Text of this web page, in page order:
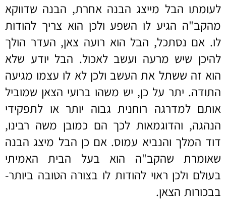
לעומתו הבל מייצג הבנה אחרת, הבנה שדווקא
מהקב"ה הגיע לו השפע ולכן הוא צריך להודות
לו. אם נסתכל, הבל הוא רועה צאן, העדר הולך
להיכן שיש מרעה ועשב לאכול. הבל יודע שלא
הוא זה ששתל את העשב ולכן לא לו עצמו מגיעה
התודה. יתר על כן, יש משהו ברועי הצאן שמוביל
אותם למדרגה רוחנית גבוה יותר או לתפקידי
הנהגה, והדוגמאות לכך הם כמובן משה רבינו,
דוד המלך והנביא עמוס. אם כן הבל מיצג הבנה
שאומרת שהקב"ה הוא בעל הבית האמיתי
בעולם ולכן ראוי להודות לו בצורה הטובה ביותר-
בבכורות הצאן.